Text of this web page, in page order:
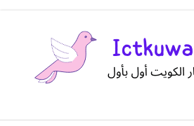
الكويت